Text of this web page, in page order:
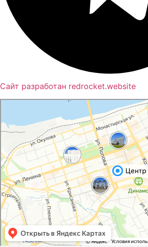
Сайт разработан redrocket.website
Яндекс Карты — транспорт, навигация, поиск мест